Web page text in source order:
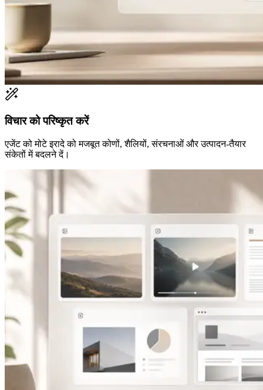
विचार को परिष्कृत करें
एजेंट को मोटे इरादे को मजबूत कोणों, शैलियों, संरचनाओं और उत्पादन-तैयार
संकेतों में बदलने दें।